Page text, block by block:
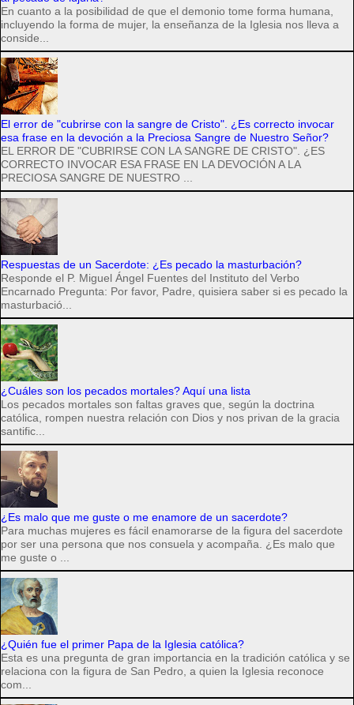
En cuanto a la posibilidad de que el demonio tome forma humana,
incluyendo la forma de mujer, la enseñanza de la Iglesia nos lleva a
conside...
El error de "cubrirse con la sangre de Cristo". ¿Es correcto invocar
esa frase en la devoción a la Preciosa Sangre de Nuestro Señor?
EL ERROR DE "CUBRIRSE CON LA SANGRE DE CRISTO". ¿ES
CORRECTO INVOCAR ESA FRASE EN LA DEVOCIÓN A LA
PRECIOSA SANGRE DE NUESTRO ...
Respuestas de un Sacerdote: ¿Es pecado la masturbación?
Responde el P. Miguel Ángel Fuentes del Instituto del Verbo
Encarnado Pregunta: Por favor, Padre, quisiera saber si es pecado la
masturbació...
¿Cuáles son los pecados mortales? Aquí una lista
Los pecados mortales son faltas graves que, según la doctrina
católica, rompen nuestra relación con Dios y nos privan de la gracia
santific...
¿Es malo que me guste o me enamore de un sacerdote?
Para muchas mujeres es fácil enamorarse de la figura del sacerdote
por ser una persona que nos consuela y acompaña. ¿Es malo que
me guste o ...
¿Quién fue el primer Papa de la Iglesia católica?
Esta es una pregunta de gran importancia en la tradición católica y se
relaciona con la figura de San Pedro, a quien la Iglesia reconoce
com...